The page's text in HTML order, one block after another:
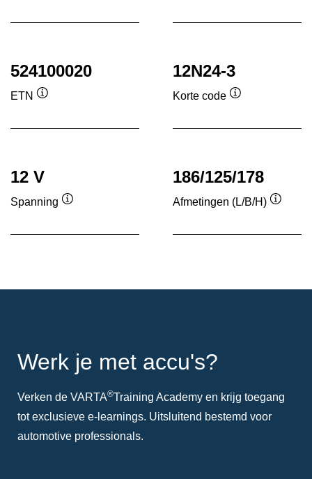
tool
524100020
ETN
de
12N24-3
Korte code
de
12 V
Spanning
de
186/125/178
Afmetingen (L/B/H)
de
Werk je met accu's?
Verken de VARTA®Training Academy en krijg toegang
tot exclusieve e-learnings. Uitsluitend bestemd voor
automotive professionals.